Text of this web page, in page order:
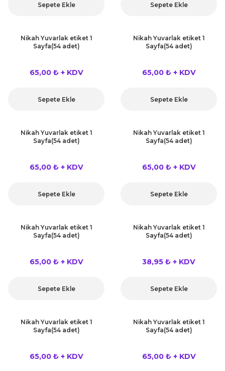
Sepete Ekle Sepete Ekle
Nikah Yuvarlak etiket 1
Sayfa(54 adet)
65,00 ₺ + KDV
Sepete Ekle
Nikah Yuvarlak etiket 1
Sayfa(54 adet)
65,00 ₺ + KDV
Sepete Ekle
Nikah Yuvarlak etiket 1
Sayfa(54 adet)
65,00 ₺ + KDV
Sepete Ekle
Nikah Yuvarlak etiket 1
Sayfa(54 adet)
65,00 ₺ + KDV
Sepete Ekle
Nikah Yuvarlak etiket 1
Sayfa(54 adet)
65,00 ₺ + KDV
Sepete Ekle
Nikah Yuvarlak etiket 1
Sayfa(54 adet)
38,95 ₺ + KDV
Sepete Ekle
Nikah Yuvarlak etiket 1
Sayfa(54 adet)
65,00 ₺ + KDV
Nikah Yuvarlak etiket 1
Sayfa(54 adet)
65,00 ₺ + KDV